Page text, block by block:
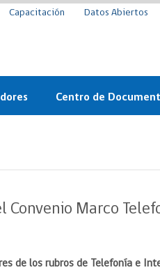
Capacitación Datos Abiertos
Centro de
Marco
de los rubros de Telefonía e